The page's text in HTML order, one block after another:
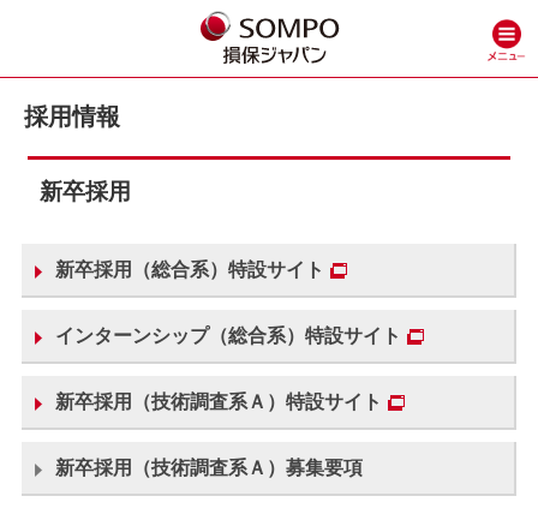
採用情報
新卒採用
新卒採用（総合系）特設サイト
インターンシップ（総合系）特設サイト
新卒採用（技術調査系Ａ）特設サイト
新卒採用（技術調査系Ａ）募集要項